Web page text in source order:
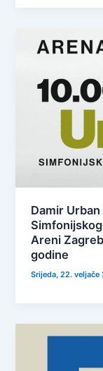
Damir
Areni
godine
Srijeda, 22. veljače